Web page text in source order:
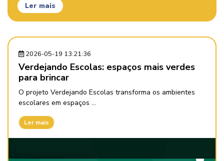
Ler mais
2026-05-19 13:21:36
Verdejando Escolas: espaços mais verdes
para brincar
O projeto Verdejando Escolas transforma os ambientes
escolares em espaços ...
Ler mais